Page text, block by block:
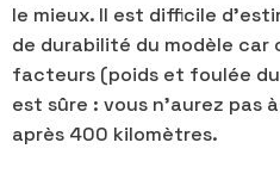
le mieux. Il est difficile
de durabilité du modèle car
facteurs (poids et foulée
est sûre : vous n’aurez pas
après 400 kilomètres.